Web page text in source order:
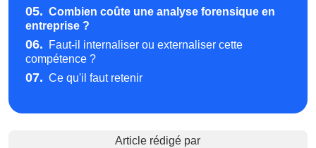
05. Combien coûte une analyse forensique en
entreprise ?
06.
Faut-il internaliser ou externaliser cette
compétence ?
07. Ce qu'il faut retenir
Article rédigé par